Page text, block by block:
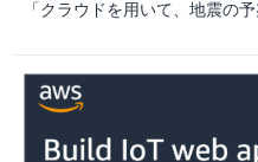
「クラウドを用いて、地震の